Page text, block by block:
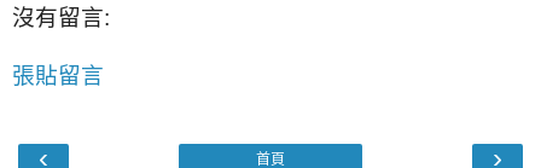
沒有留言:
張貼留言
‹ ›
首頁